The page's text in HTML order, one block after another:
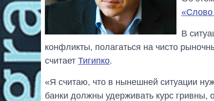
В
конфликты, полагаться на чисто
считает Тигипко.
«Я считаю, что в нынешней ситуации
банки должны удерживать курс гривны,